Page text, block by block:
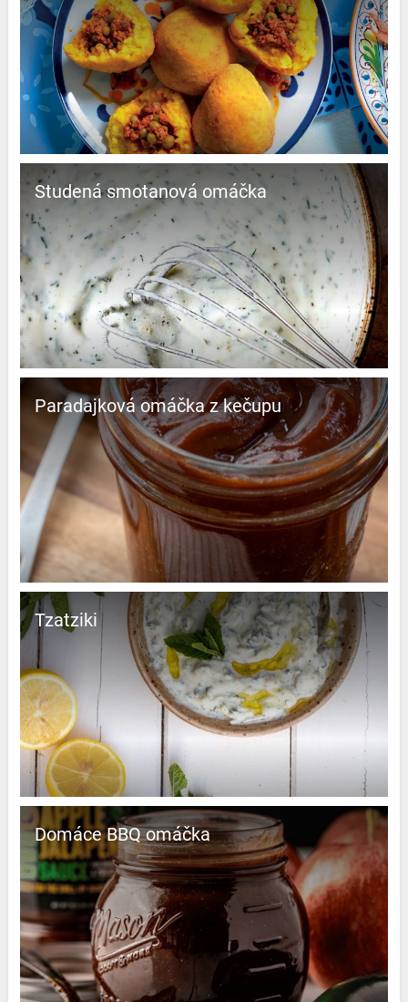
Studená smotanová omáčka
Paradajková omáčka z kečupu
Tzatziki
Domáce BBQ omáčka